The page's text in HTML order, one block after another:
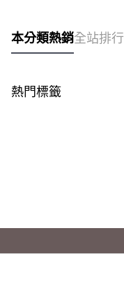
本分類熱銷全站排行
熱門標籤